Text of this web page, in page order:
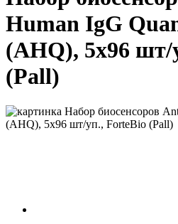
Human IgG
(AHQ), 5х96 шт/
(Pall)